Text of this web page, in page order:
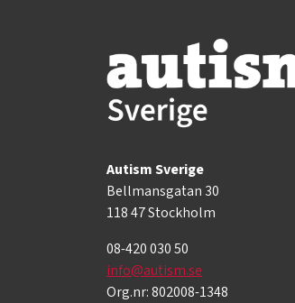
Autism Sverige
Bellmansgatan 30
118 47 Stockholm
08-420 030 50
info@autism.se
Org.nr: 802008-1348